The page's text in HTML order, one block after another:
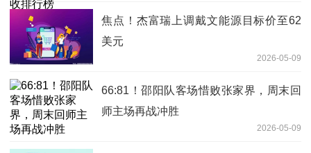
焦点！杰富瑞上调戴文能源目标价至62
美元
2026-05-09
66:81！邵阳队客场惜败张家界，周末回
师主场再战冲胜
2026-05-09